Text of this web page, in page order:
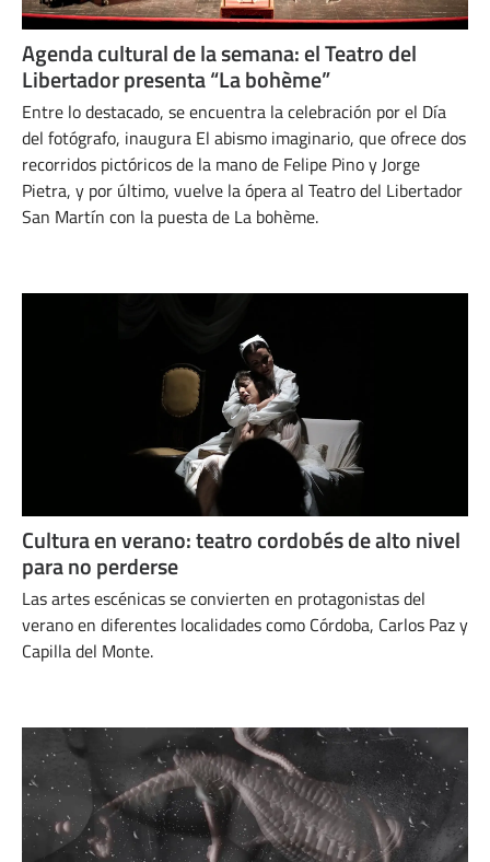
Agenda cultural de la semana: el Teatro del
Libertador presenta “La bohème”
Entre lo destacado, se encuentra la celebración por el Día
del fotógrafo, inaugura El abismo imaginario, que ofrece dos
recorridos pictóricos de la mano de Felipe Pino y Jorge
Pietra, y por último, vuelve la ópera al Teatro del Libertador
San Martín con la puesta de La bohème.
Cultura en verano: teatro cordobés de alto nivel
para no perderse
Las artes escénicas se convierten en protagonistas del
verano en diferentes localidades como Córdoba, Carlos Paz y
Capilla del Monte.